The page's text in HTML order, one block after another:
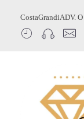
CostaGrandiADV.